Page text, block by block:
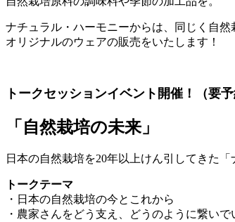
ナチュラル・ハーモニーからは、同じく自然
オリジナルのウェアの販売をいたします！
トークセッションイベント開催！（要予
「自然栽培の未来」
日本の自然栽培を20年以上けん引してきた
トークテーマ
・日本の自然栽培の今とこれから
・農家さんをどう支え、どうのように繋いで